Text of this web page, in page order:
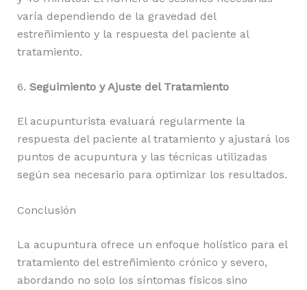
varía dependiendo de la gravedad del
estreñimiento y la respuesta del paciente al
tratamiento.
6. Seguimiento y Ajuste del Tratamiento
El acupunturista evaluará regularmente la
respuesta del paciente al tratamiento y ajustará los
puntos de acupuntura y las técnicas utilizadas
según sea necesario para optimizar los resultados.
Conclusión
La acupuntura ofrece un enfoque holístico para el
tratamiento del estreñimiento crónico y severo,
abordando no solo los síntomas físicos sino